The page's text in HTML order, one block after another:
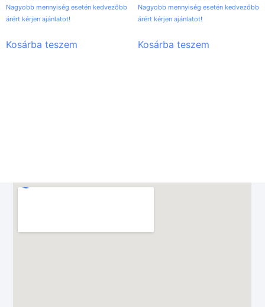
Nagyobb mennyiség esetén kedvezőbb
árért kérjen ajánlatot!
Kosárba teszem
Nagyobb mennyiség esetén kedvezőbb
árért kérjen ajánlatot!
Kosárba teszem